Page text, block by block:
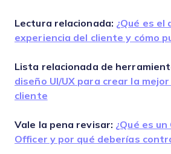
Lectura relacionada: ¿Qué es el
experiencia del cliente y cómo
Lista relacionada de
diseño UI/UX para crear la
cliente
Vale la pena revisar: ¿Qué es
Officer y por qué deberías